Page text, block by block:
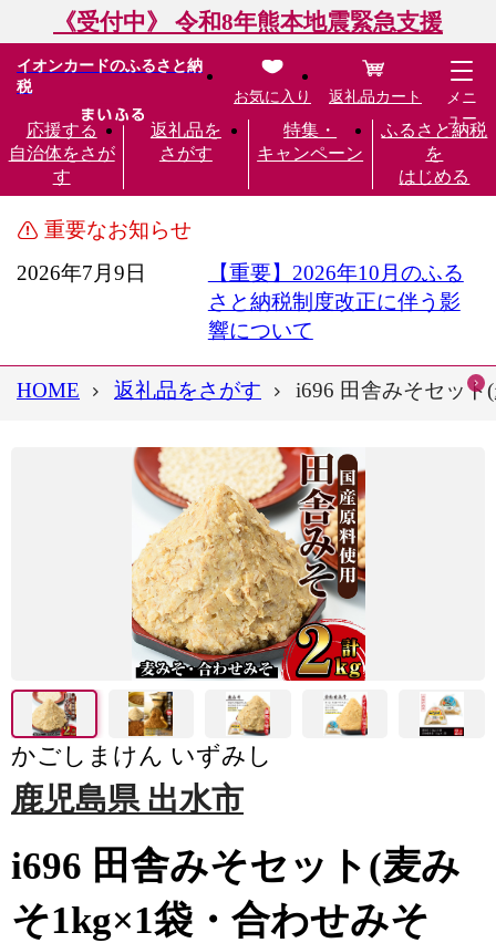
《受付中》 令和8年熊本地震緊急支援
イオンカードのふるさと納
税
応援する
自治体をさが
す
返礼品を
さがす
特集・
キャンペーン
ふるさと納税
を
はじめる
お気に入り 返礼品カート
メニ
ュー
重要なお知らせ
2026年7月9日
【重要】2026年10月のふる
さと納税制度改正に伴う影
響について
HOME 返礼品をさがす i696 田舎みそセット
かごしまけん いずみし
鹿児島県 出水市
i696 田舎みそセット(麦み
そ1kg×1袋・合わせみそ